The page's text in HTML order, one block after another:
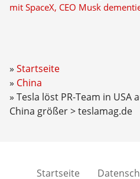
mit SpaceX, CEO Musk
Startseite
China
Tesla löst PR-Team in USA
China größer > teslamag.de
Startseite